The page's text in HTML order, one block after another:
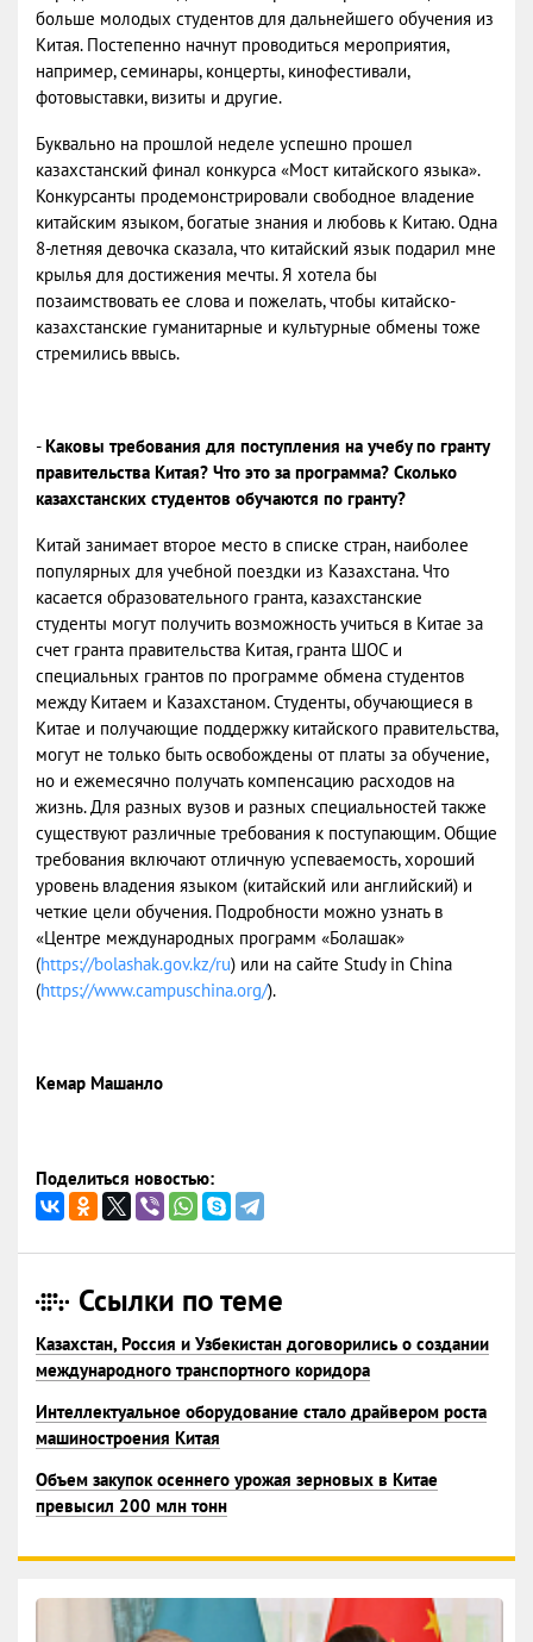
больше молодых студентов для дальнейшего обучения из
Китая. Постепенно начнут проводиться мероприятия,
например, семинары, концерты, кинофестивали,
фотовыставки, визиты и другие.
Буквально на прошлой неделе успешно прошел
казахстанский финал конкурса «Мост китайского языка».
Конкурсанты продемонстрировали свободное владение
китайским языком, богатые знания и любовь к Китаю. Одна
8-летняя девочка сказала, что китайский язык подарил мне
крылья для достижения мечты. Я хотела бы
позаимствовать ее слова и пожелать, чтобы китайско-
казахстанские гуманитарные и культурные обмены тоже
стремились ввысь.
-Каковы требования для поступления на учебу по гранту
правительства Китая? Что это за программа? Сколько
казахстанских студентов обучаются по гранту?
Китай занимает второе место в списке стран, наиболее
популярных для учебной поездки из Казахстана. Что
касается образовательного гранта, казахстанские
студенты могут получить возможность учиться в Китае за
счет гранта правительства Китая, гранта ШОС и
специальных грантов по программе обмена студентов
между Китаем и Казахстаном. Студенты, обучающиеся в
Китае и получающие поддержку китайского правительства,
могут не только быть освобождены от платы за обучение,
но и ежемесячно получать компенсацию расходов на
жизнь. Для разных вузов и разных специальностей также
существуют различные требования к поступающим. Общие
требования включают отличную успеваемость, хороший
уровень владения языком (китайский или английский) и
четкие цели обучения. Подробности можно узнать в
«Центре международных программ «Болашак»
(https://bolashak.gov.kz/ru) или на сайте Study in China
(https://www.campuschina.org/).
Кемар Машанло
Поделиться новостью:
Ссылки по теме
Казахстан, Россия и Узбекистан договорились о создании
международного транспортного коридора
Интеллектуальное оборудование стало драйвером роста
машиностроения Китая
Объем закупок осеннего урожая зерновых в Китае
превысил 200 млн тонн